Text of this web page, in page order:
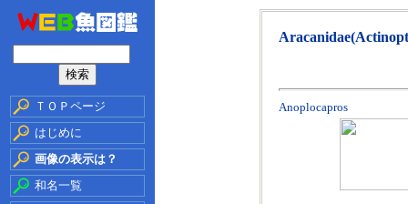
ＴＯＰページ
はじめに
画像の表示は？
和名一覧
Anoplocapros